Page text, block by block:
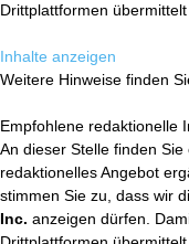
Drittplattformen übermittelt
Inhalte anzeigen
Weitere Hinweise finden
Empfohlene redaktionelle
An dieser Stelle finden
redaktionelles Angebot
stimmen Sie zu, dass wir
Inc. anzeigen dürfen.